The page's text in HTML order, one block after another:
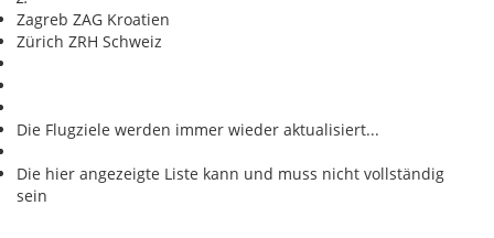
Zagreb ZAG Kroatien
Zürich ZRH Schweiz
Die Flugziele werden immer wieder aktualisiert...
Die hier angezeigte Liste kann und muss nicht vollständig
sein